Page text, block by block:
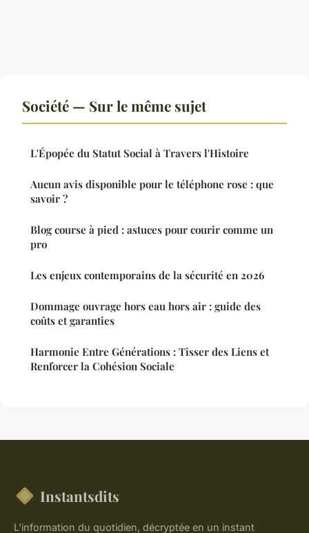
Société — Sur le même sujet
L'Épopée du Statut Social à Travers l'Histoire
Aucun avis disponible pour le téléphone rose : que
savoir ?
Blog course à pied : astuces pour courir comme un
pro
Les enjeux contemporains de la sécurité en 2026
Dommage ouvrage hors eau hors air : guide des
coûts et garanties
Harmonie Entre Générations : Tisser des Liens et
Renforcer la Cohésion Sociale
Instantsdits
L'information du quotidien, décryptée en un instant